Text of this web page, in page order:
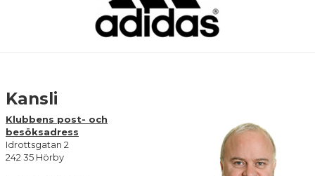
MEDLEMSFÖRMÅNER
KALENDER
Kansli
Klubbens post- och
besöksadress
Idrottsgatan 2
242 35 Hörby